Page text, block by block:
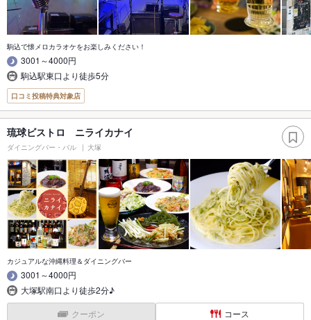
駒込で懐メロカラオケをお楽しみください！
3001～4000円
駒込駅東口より徒歩5分
口コミ投稿特典対象店
琉球ビストロ ニライカナイ
ダイニングバー・バル 大塚
カジュアルな沖縄料理＆ダイニングバー
3001～4000円
大塚駅南口より徒歩2分♪
クーポン コース